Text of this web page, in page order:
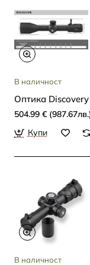
В наличност
Oптика
504.99 €
Купи
В наличност